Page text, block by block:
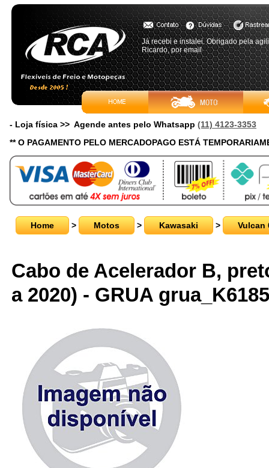
Já recebi e instalei. Obrigado pela
Ricardo, por email
- Loja física >> Agende antes pelo Whatsapp (11) 4123-3353
** O PAGAMENTO PELO MERCADOPAGO ESTÁ
Home > Motos > Kawasaki > Vulcan
Cabo de Acelerador B,
a 2020) - GRUA